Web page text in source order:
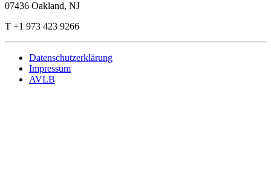
07436 Oakland, NJ
T +1 973 423 9266
Datenschutzerklärung
Impressum
AVLB